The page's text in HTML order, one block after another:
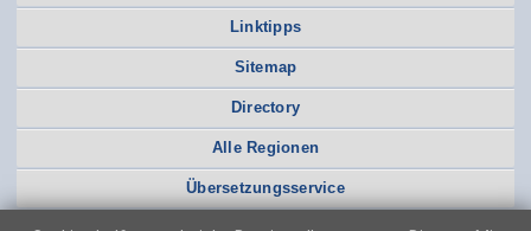
Linktipps
Sitemap
Directory
Alle Regionen
Übersetzungsservice